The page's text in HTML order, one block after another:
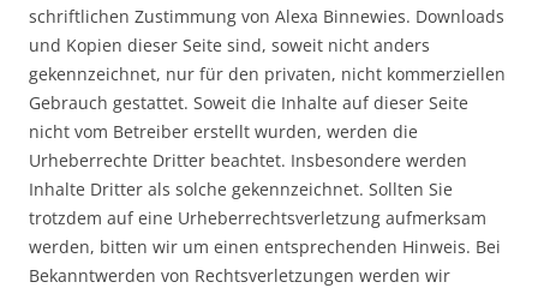
schriftlichen Zustimmung von Alexa Binnewies. Downloads
und Kopien dieser Seite sind, soweit nicht anders
gekennzeichnet, nur für den privaten, nicht kommerziellen
Gebrauch gestattet. Soweit die Inhalte auf dieser Seite
nicht vom Betreiber erstellt wurden, werden die
Urheberrechte Dritter beachtet. Insbesondere werden
Inhalte Dritter als solche gekennzeichnet. Sollten Sie
trotzdem auf eine Urheberrechtsverletzung aufmerksam
werden, bitten wir um einen entsprechenden Hinweis. Bei
Bekanntwerden von Rechtsverletzungen werden wir